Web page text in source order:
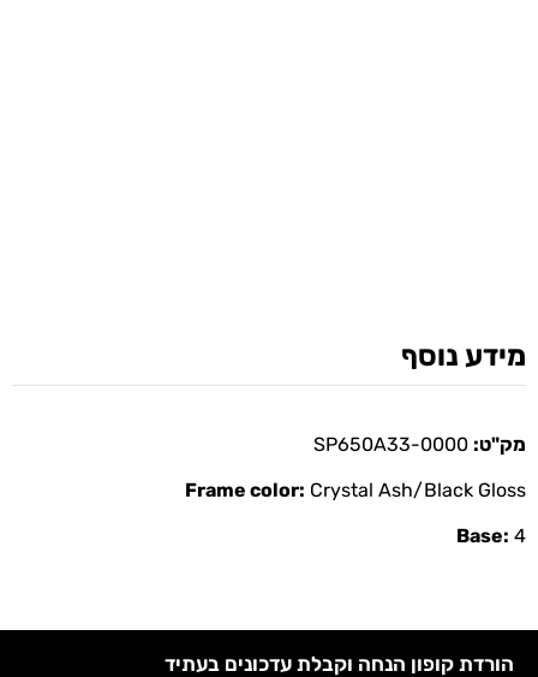
מידע נוסף
מק"ט:
Frame color: Crystal Ash/Black Gloss
Base: 4
הורדת קופון הנחה וקבלת עדכונים בעתיד